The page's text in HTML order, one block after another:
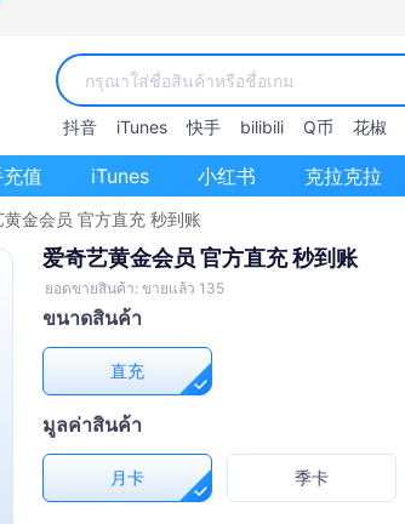
抖音 iTunes 快手 bilibili Q币 花椒
值 iTunes 小红书 克拉克拉
黄金会员 官方直充 秒到账
爱奇艺黄金会员 官方直充 秒到账
ยอดขายสินค้า: ขายแล้ว 135
ขนาดสินค้า
直充
มูลค่าสินค้า
月卡 季卡